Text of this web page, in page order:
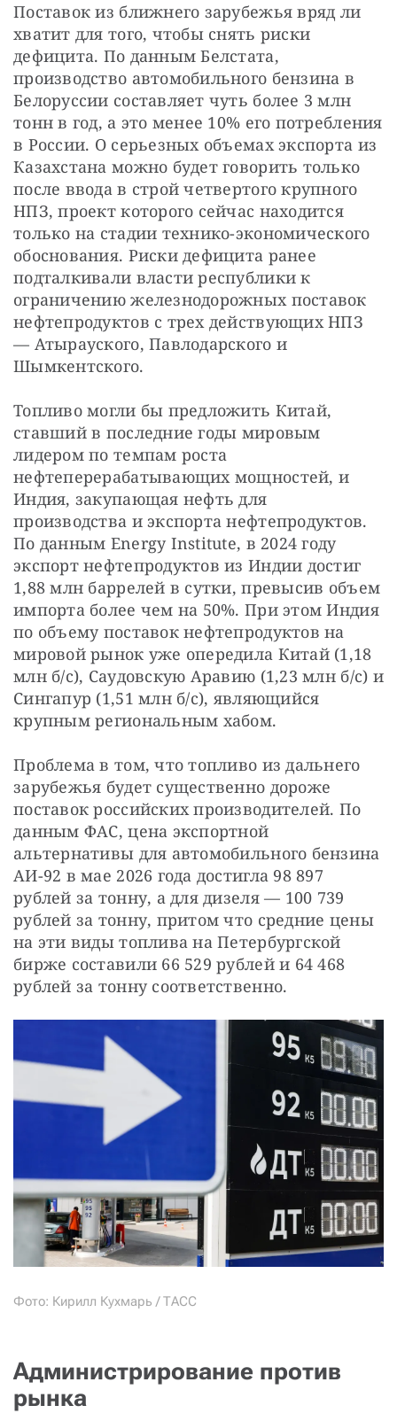
Поставок из ближнего зарубежья вряд ли
хватит для того, чтобы снять риски
дефицита. По данным Белстата,
производство автомобильного бензина в
Белоруссии составляет чуть более 3 млн
тонн в год, а это менее 10% его потребления
в России. О серьезных объемах экспорта из
Казахстана можно будет говорить только
после ввода в строй четвертого крупного
НПЗ, проект которого сейчас находится
только на стадии технико-экономического
обоснования. Риски дефицита ранее
подталкивали власти республики к
ограничению железнодорожных поставок
нефтепродуктов с трех действующих НПЗ
— Атырауского, Павлодарского и
Шымкентского.
Топливо могли бы предложить Китай,
ставший в последние годы мировым
лидером по темпам роста
нефтеперерабатывающих мощностей, и
Индия, закупающая нефть для
производства и экспорта нефтепродуктов.
По данным Energy Institute, в 2024 году
экспорт нефтепродуктов из Индии достиг
1,88 млн баррелей в сутки, превысив объем
импорта более чем на 50%. При этом Индия
по объему поставок нефтепродуктов на
мировой рынок уже опередила Китай (1,18
млн б/с), Саудовскую Аравию (1,23 млн б/с) и
Сингапур (1,51 млн б/с), являющийся
крупным региональным хабом.
Проблема в том, что топливо из дальнего
зарубежья будет существенно дороже
поставок российских производителей. По
данным ФАС, цена экспортной
альтернативы для автомобильного бензина
АИ-92 в мае 2026 года достигла 98 897
рублей за тонну, а для дизеля — 100 739
рублей за тонну, притом что средние цены
на эти виды топлива на Петербургской
бирже составили 66 529 рублей и 64 468
рублей за тонну соответственно.
Фото: Кирилл Кухмарь / ТАСС
Администрирование против
рынка